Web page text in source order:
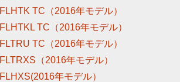
FLHTK TC（2016年モデル）
FLHTKL TC（2016年モデル）
FLTRU TC（2016年モデル）
FLTRXS（2016年モデル）
FLHXS(2016年モデル）